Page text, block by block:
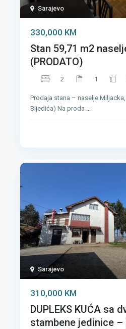
Sarajevo
330,000 KM
Stan 59,71 m2
(PRODATO)
2 1
Prodaja stana – naselje
Bijedića) Na proda
Sarajevo
310,000 KM
DUPLEKS KUĆA sa
stambene jedinice –